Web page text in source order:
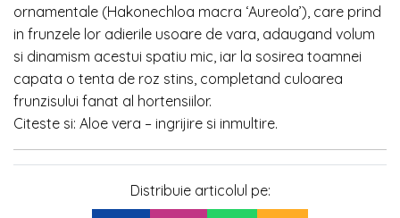
ornamentale (Hakonechloa macra ‘Aureola’), care prind
in frunzele lor adierile usoare de vara, adaugand volum
si dinamism acestui spatiu mic, iar la sosirea toamnei
capata o tenta de roz stins, completand culoarea
frunzisului fanat al hortensiilor.
Citeste si: Aloe vera – ingrijire si inmultire.
Distribuie articolul pe: